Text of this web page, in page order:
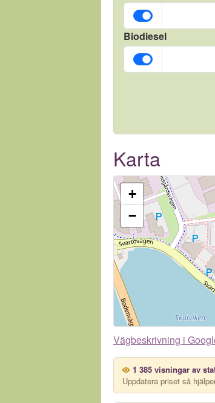
Biodiesel
Karta
+
−
Vägbeskrivning i
1 385 visningar av
Uppdatera priset så